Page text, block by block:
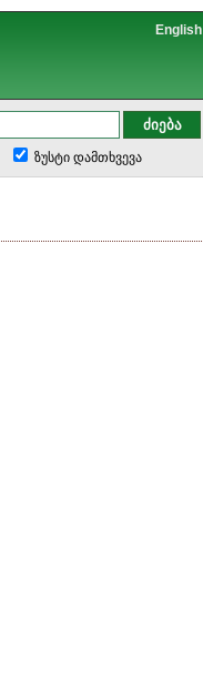
English
ზუსტი დამთხვევა